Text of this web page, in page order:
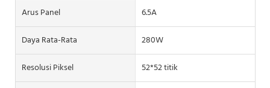
Arus Panel
6.5A
Daya Rata-Rata
280W
Resolusi Piksel
52*52 titik